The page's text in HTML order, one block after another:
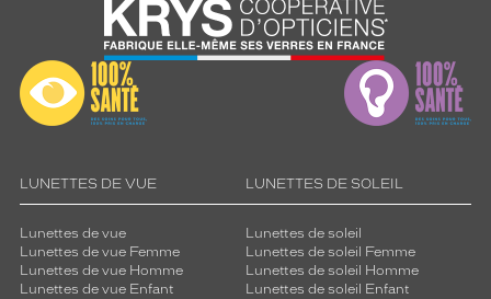
LUNETTES DE VUE
Lunettes de vue
Lunettes de vue Femme
Lunettes de vue Homme
Lunettes de vue Enfant
LUNETTES DE SOLEIL
Lunettes de soleil
Lunettes de soleil Femme
Lunettes de soleil Homme
Lunettes de soleil Enfant